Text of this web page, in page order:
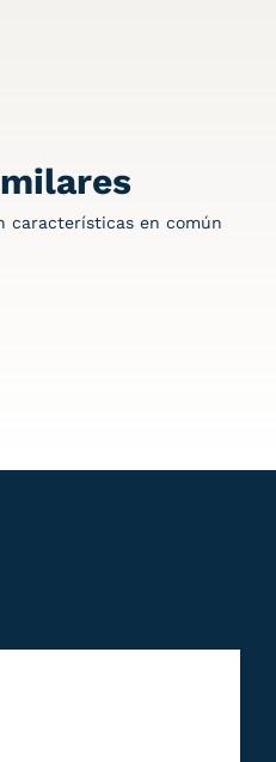
características en común